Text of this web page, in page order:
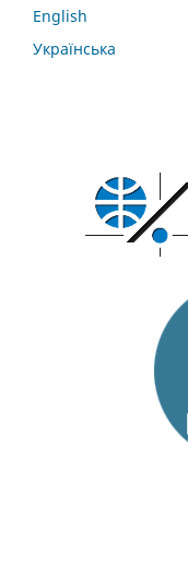
English
Українська